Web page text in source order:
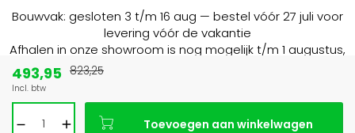
Bouwvak: gesloten 3 t/m 16 aug — bestel vóór 27 juli voor
levering vóór de vakantie
Afhalen in onze showroom is nog mogelijk t/m 1 augustus,
493,95
Incl. btw
823,25
Toevoegen aan winkelwagen